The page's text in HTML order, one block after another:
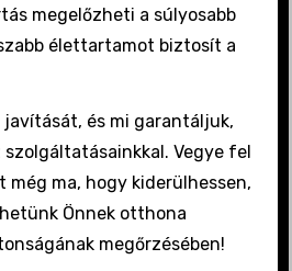
megelőzheti a súlyosabb
élettartamot biztosít a
és mi garantáljuk,
Vegye fel
még ma, hogy kiderülhessen,
Önnek otthona
megőrzésében!